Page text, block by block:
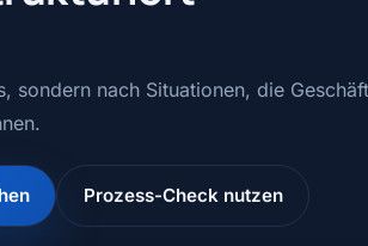
sondern nach Situationen, die
Prozess-Check nutzen